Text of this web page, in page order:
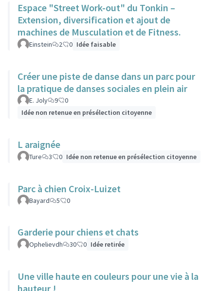
Espace "Street Work-out" du Tonkin –
Extension, diversification et ajout de
machines de Musculation et de Fitness.
Einstein 2 0 Idée faisable
Créer une piste de danse dans un parc pour
la pratique de danses sociales en plein air
E. Joly 9
0
Idée non retenue en présélection citoyenne
L araignée
Ture 3 0 Idée non retenue en présélection citoyenne
Parc à chien Croix-Luizet
Bayard 5 0
Garderie pour chiens et chats
Ophelievdh 30 0 Idée retirée
Une ville haute en couleurs pour une vie à la
hauteur !